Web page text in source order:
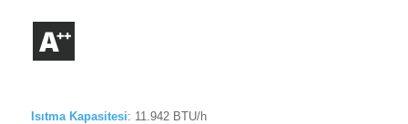
Isıtma Kapasitesi: 11.942 BTU/h